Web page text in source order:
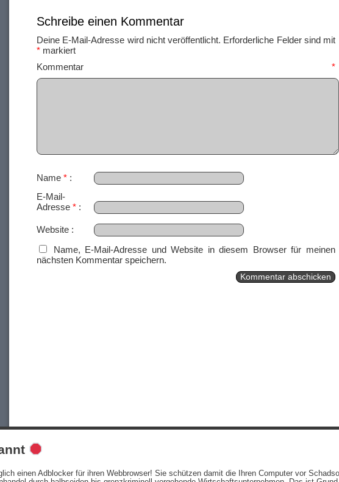
Schreibe einen Kommentar
Deine E-Mail-Adresse wird nicht veröffentlicht. Erforderliche Felder sind mit
* markiert
Kommentar *
Name *
E-Mail-
Adresse *
Website
Name, E-Mail-Adresse und Website in diesem Browser für meinen
nächsten Kommentar speichern.
Beiträge (RSS)undKommentare (RSS).
einen Adblocker für ihren Webbrowser! Sie schützen damit die Ihren Computer vor